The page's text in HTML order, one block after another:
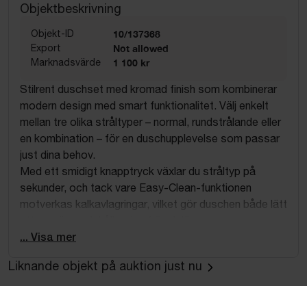
Objektbeskrivning
Objekt-ID 10/137368
Export Not allowed
Marknadsvärde 1 100 kr
Stilrent duschset med kromad finish som kombinerar
modern design med smart funktionalitet. Välj enkelt
mellan tre olika stråltyper – normal, rundstrålande eller
en kombination – för en duschupplevelse som passar
just dina behov.
Med ett smidigt knapptryck växlar du stråltyp på
sekunder, och tack vare Easy-Clean-funktionen
motverkas kalkavlagringar, vilket gör duschen både lätt
Ett perfekt val för dig som vill ha både komfort och
ger god räckvidd och extra komfort i användningen.
... Visa mer
Liknande objekt på auktion just nu